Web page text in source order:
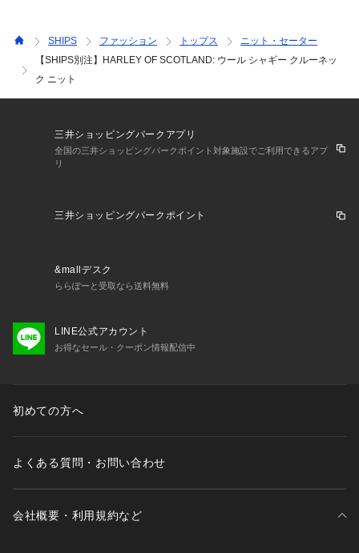
商品の色味は商品単体で撮影した画像をご参照ください。
※画像の商品はサンプルです。
実際の商品と仕様、加工、サイズが若干異なる場合がござい
ます。
SHIPS ファッション トップス
ニット・セーター
【SHIPS別注】HARLEY OF SCOTLAND: ウール シャギー クルーネッ
ク ニット
三井ショッピングパークアプリ
全国の三井ショッピングパークポイント対象施設でご利用できるアプ
リ
三井ショッピングパークポイント
&mallデスク
ららぽーと受取なら送料無料
LINE公式アカウント
お得なセール・クーポン情報配信中
初めての方へ
よくある質問・お問い合わせ
会社概要・利用規約など